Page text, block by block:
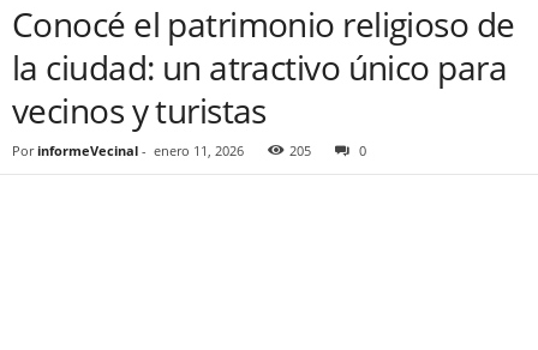
Conocé el patrimonio religioso de
la ciudad: un atractivo único para
vecinos y turistas
Por informeVecinal - enero 11, 2026 205 0